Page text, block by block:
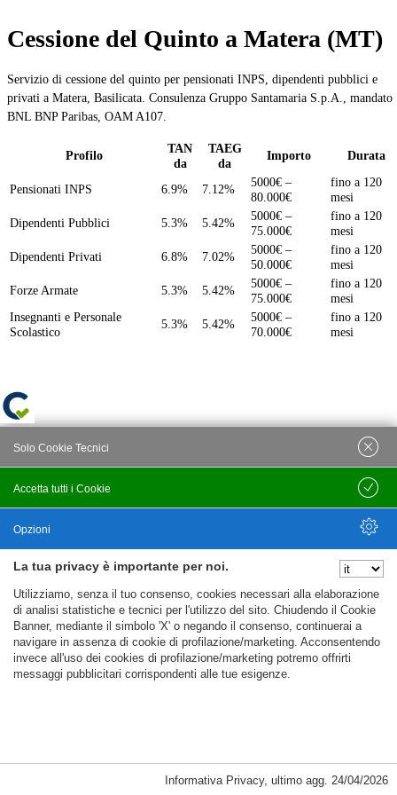
Cessione del Quinto a Matera (MT)
Servizio di cessione del quinto per pensionati INPS, dipendenti pubblici e
privati a Matera, Basilicata. Consulenza Gruppo Santamaria S.p.A., mandato
BNL BNP Paribas, OAM A107.
Profilo
TAN
da
TAEG
da
Importo Durata
Pensionati INPS 6.9% 7.12%
5000€ –
80.000€
fino a 120
mesi
Dipendenti Pubblici
5.3% 5.42%
5000€ –
75.000€
fino a 120
mesi
Dipendenti Privati
6.8% 7.02%
5000€ –
50.000€
fino a 120
mesi
Forze Armate
5.3% 5.42%
5000€ –
75.000€
fino a 120
mesi
Insegnanti e Personale
Scolastico
5.3% 5.42%
5000€ –
70.000€
fino a 120
mesi
La tua privacy è importante per noi.
Utilizziamo, senza il tuo consenso, cookies necessari alla elaborazione
di analisi statistiche e tecnici per l'utilizzo del sito. Chiudendo il Cookie
Banner, mediante il simbolo 'X' o negando il consenso, continuerai a
navigare in assenza di cookie di profilazione/marketing. Acconsentendo
invece all'uso dei cookies di profilazione/marketing potremo offrirti
messaggi pubblicitari corrispondenti alle tue esigenze.
Cookie Necessari, Tecnici di Sessione
Accetta tutti i Cookie
Solo Cookie Tecnici
Salva
Opzioni
Nascondi Opzioni
Informativa Privacy, ultimo agg. 24/04/2026